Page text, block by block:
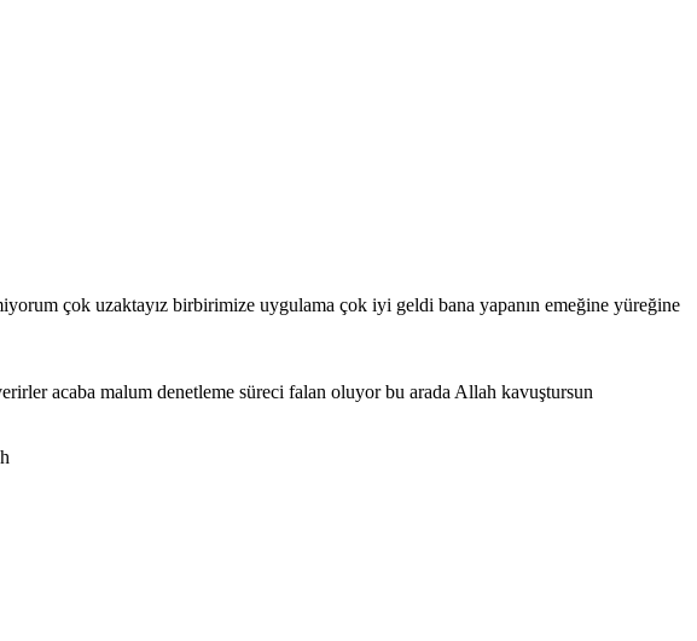
çok uzaktayız birbirimize uygulama çok iyi geldi bana yapanın emeğine yüreğine
acaba malum denetleme süreci falan oluyor bu arada Allah kavuştursun